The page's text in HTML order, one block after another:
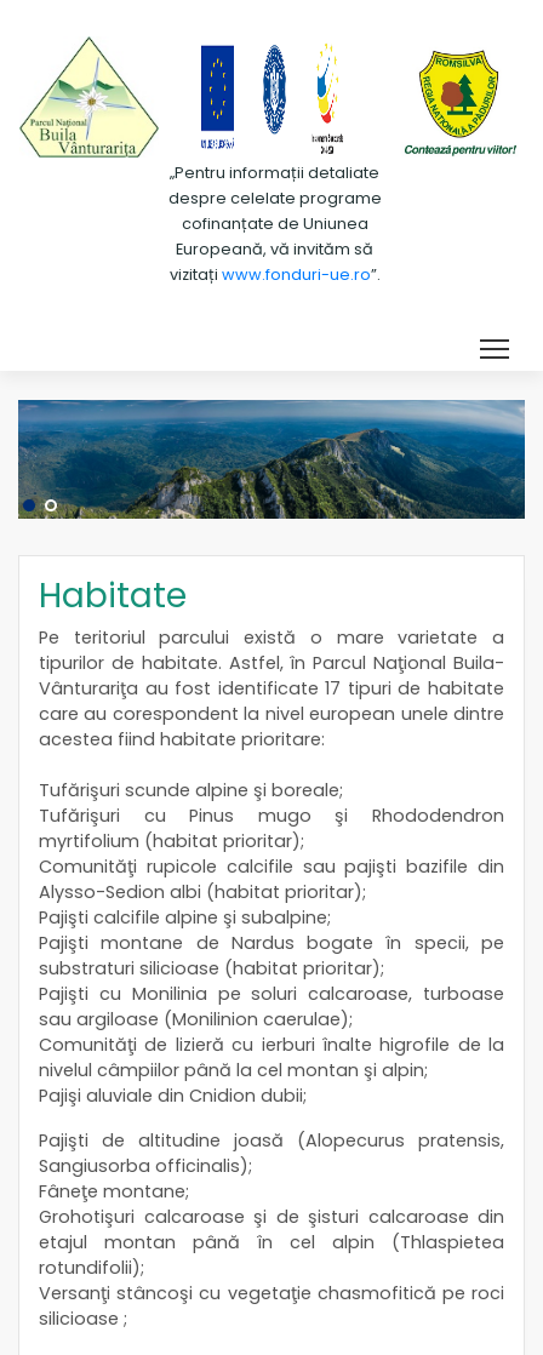
„Pentru informații detaliate
despre celelate programe
cofinanțate de Uniunea
Europeană, vă invităm să
vizitați www.fonduri-ue.ro”.
Habitate
Pe teritoriul parcului există o mare varietate a
tipurilor de habitate. Astfel, în Parcul Naţional Buila-
Vânturariţa au fost identificate 17 tipuri de habitate
care au corespondent la nivel european unele dintre
acestea fiind habitate prioritare:
Tufărişuri scunde alpine şi boreale;
Tufărişuri cu Pinus mugo şi Rhododendron
myrtifolium (habitat prioritar);
Comunităţi rupicole calcifile sau pajişti bazifile din
Alysso-Sedion albi (habitat prioritar);
Pajişti calcifile alpine şi subalpine;
Pajişti montane de Nardus bogate în specii, pe
substraturi silicioase (habitat prioritar);
Pajişti cu Monilinia pe soluri calcaroase, turboase
sau argiloase (Monilinion caerulae);
Comunităţi de lizieră cu ierburi înalte higrofile de la
nivelul câmpiilor până la cel montan şi alpin;
Pajişi aluviale din Cnidion dubii;
Pajişti de altitudine joasă (Alopecurus pratensis,
Sangiusorba officinalis);
Fâneţe montane;
Grohotişuri calcaroase şi de şisturi calcaroase din
etajul montan până în cel alpin (Thlaspietea
rotundifolii);
Versanţi stâncoşi cu vegetaţie chasmofitică pe roci
silicioase ;